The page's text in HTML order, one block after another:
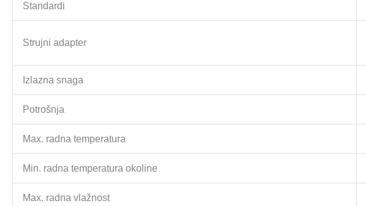
Standardi
Strujni adapter
Izlazna snaga
Potrošnja
Max. radna temperatura
Min. radna temperatura okoline
Max. radna vlažnost